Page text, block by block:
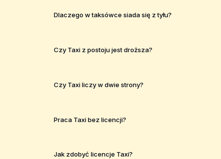
Dlaczego w taksówce siada się z tyłu?
Czy Taxi z postoju jest droższa?
Czy Taxi liczy w dwie strony?
Praca Taxi bez licencji?
Jak zdobyć licencje Taxi?